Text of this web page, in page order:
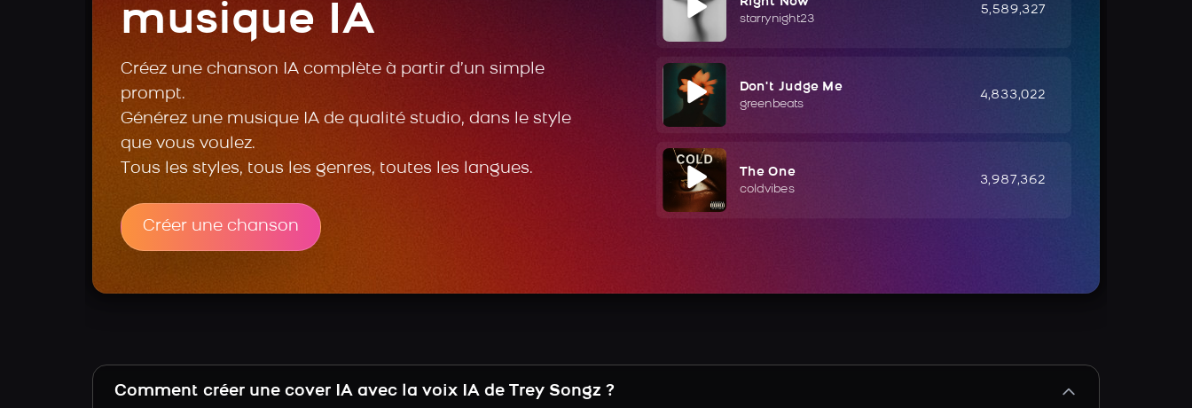
musique IA
Créez une chanson IA complète à partir d’un simple
prompt.
Générez une musique IA de qualité studio, dans le style
que vous voulez.
Tous les styles, tous les genres, toutes les langues.
Créer une chanson
starrynight23
5,589,327
Don't Judge Me
greenbeats
4,833,022
The One
coldvibes
3,987,362
Comment créer une cover IA avec la voix IA de Trey Songz ?